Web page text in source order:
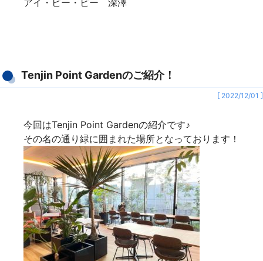
アイ・ビー・ビー 深澤
Tenjin Point Gardenのご紹介！
[ 2022/12/01 ]
今回はTenjin Point Gardenの紹介です♪
その名の通り緑に囲まれた場所となっております！